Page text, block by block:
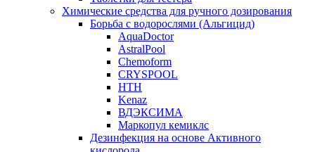
Химические средства для ручного дозирования
Борьба с водорослями (Альгицид)
AquaDoctor
AstralPool
Chemoform
CRYSPOOL
HTH
Kenaz
ВДЭКСИМА
Маркопул кемиклс
Дезинфекция на основе Активного